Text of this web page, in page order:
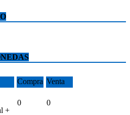
Compra Venta
+
0 0